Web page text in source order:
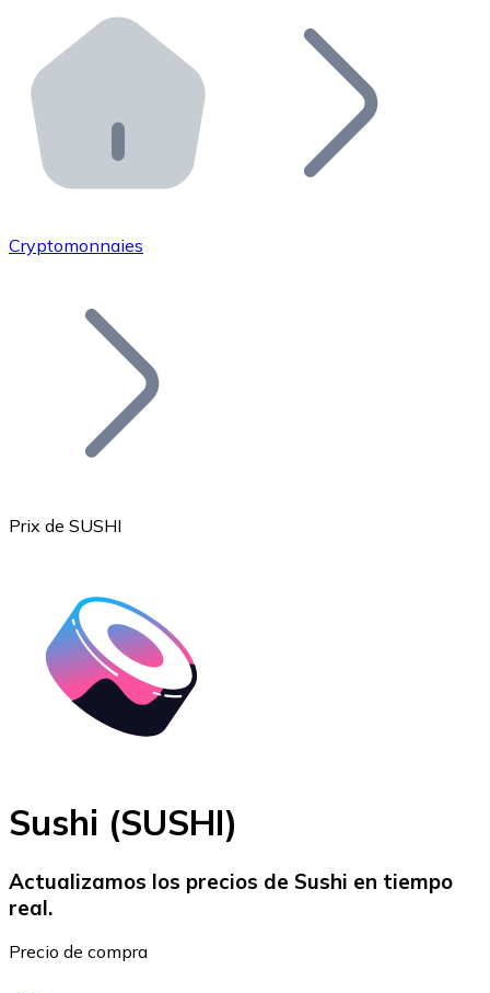
Distributeurs automatiques Bitnovo
Intégrez un ATM Bitnovo dans votre entreprise et
API Bitnovo
Intégrez notre API dans votre écosystème.
Rejoignez notre réseau de distributeurs et
Ajoutez le token de votre projet à notre service
Bitcoin
BTC
Ethereum
ETH
Cryptomonnaies
Prix de SUSHI
Sushi (SUSHI)
Actualizamos los precios de Sushi en tiempo
real.
Precio de compra